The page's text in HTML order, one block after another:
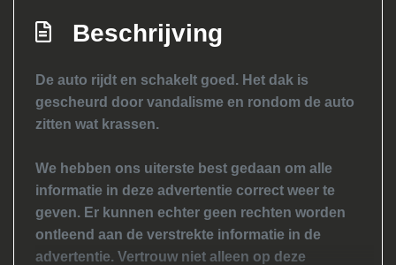
Airco met automatische regeling
Aluminium interieur afwerking
Elektrische ramen voor en achter
Hoofdsteunen voor en achter
Sportstoelen voor
Stuurbekrachtiging
Verstelbare stuurkolom
Beschrijving
De auto rijdt en schakelt goed. Het dak is
gescheurd door vandalisme en rondom de auto
zitten wat krassen.
We hebben ons uiterste best gedaan om alle
informatie in deze advertentie correct weer te
geven. Er kunnen echter geen rechten worden
ontleend aan de verstrekte informatie in de
advertentie. Vertrouw niet alleen op deze